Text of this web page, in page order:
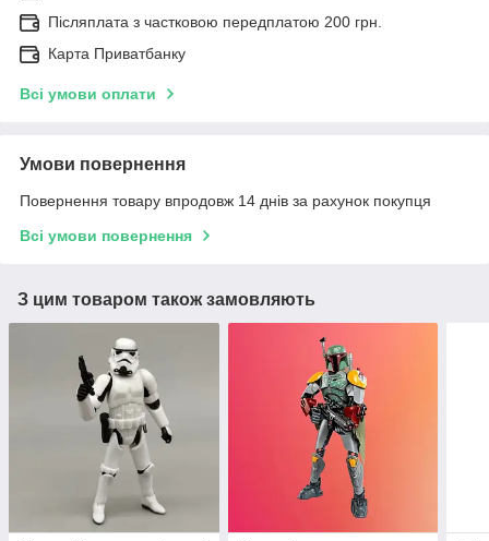
Післяплата з частковою передплатою 200 грн.
Карта Приватбанку
Всі умови оплати
Умови повернення
Повернення товару впродовж 14 днів за рахунок покупця
Всі умови повернення
З цим товаром також замовляють